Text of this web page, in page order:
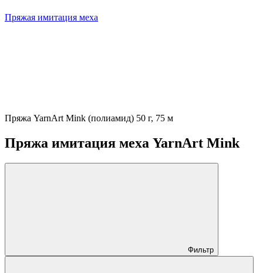
Пряжая имитация меха
Пряжа YarnArt Mink (полиамид) 50 г, 75 м
Пряжа имитация меха YarnArt Mink
Фильтр